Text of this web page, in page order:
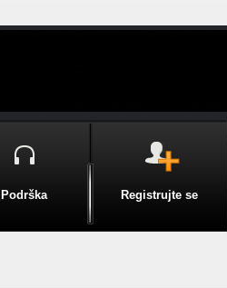
Podrška Registrujte se